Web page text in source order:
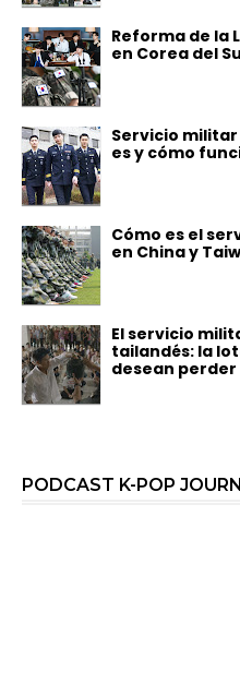
Reforma de la
en Corea del
Servicio militar
es y cómo
Cómo es el
en China y
El servicio
tailandés: la
desean perder
PODCAST K-POP